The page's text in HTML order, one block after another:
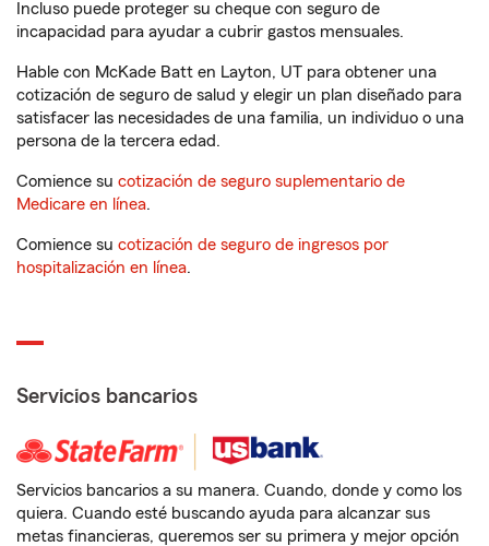
Incluso puede proteger su cheque con seguro de
incapacidad para ayudar a cubrir gastos mensuales.
Hable con McKade Batt en Layton, UT para obtener una
cotización de seguro de salud y elegir un plan diseñado para
satisfacer las necesidades de una familia, un individuo o una
persona de la tercera edad.
Comience su cotización de seguro suplementario de
Medicare en línea.
Comience su cotización de seguro de ingresos por
hospitalización en línea.
Servicios bancarios
Servicios bancarios a su manera. Cuando, donde y como los
quiera. Cuando esté buscando ayuda para alcanzar sus
metas financieras, queremos ser su primera y mejor opción